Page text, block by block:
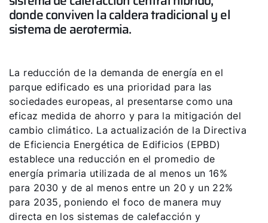
donde conviven la caldera tradicional y el
sistema de aerotermia.
La reducción de la demanda de energía en el
parque edificado es una prioridad para las
sociedades europeas, al presentarse como una
eficaz medida de ahorro y para la mitigación del
cambio climático. La actualización de la Directiva
de Eficiencia Energética de Edificios (EPBD)
establece una reducción en el promedio de
energía primaria utilizada de al menos un 16%
para 2030 y de al menos entre un 20 y un 22%
para 2035, poniendo el foco de manera muy
directa en los sistemas de calefacción y
¡Hola!
¿Cómo podemos ayudarte?
Contacto de servicio
Línea de atención al cliente
Encontrar a tu experto